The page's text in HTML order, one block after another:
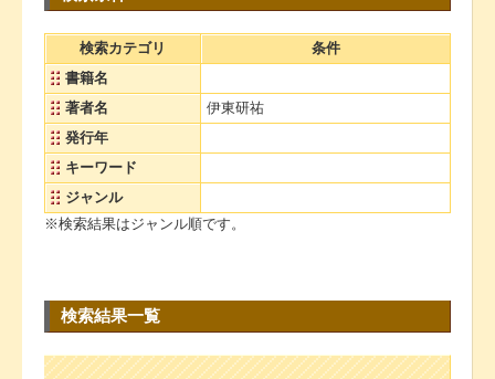
検索カテゴリ
条件
書籍名
著者名
伊東研祐
発行年
キーワード
ジャンル
※検索結果はジャンル順です。
検索結果一覧